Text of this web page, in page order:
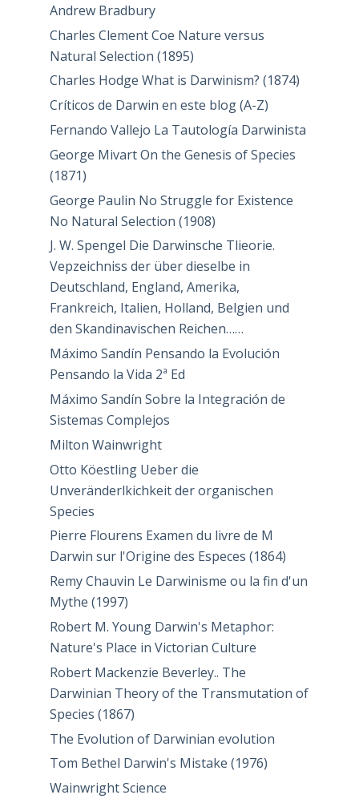
Andrew Bradbury
Charles Clement Coe Nature versus
Natural Selection (1895)
Charles Hodge What is Darwinism? (1874)
Críticos de Darwin en este blog (A-Z)
Fernando Vallejo La Tautología Darwinista
George Mivart On the Genesis of Species
(1871)
George Paulin No Struggle for Existence
No Natural Selection (1908)
J. W. Spengel Die Darwinsche Tlieorie.
Vepzeichniss der über dieselbe in
Deutschland, England, Amerika,
Frankreich, Italien, Holland, Belgien und
den Skandinavischen Reichen……
Máximo Sandín Pensando la Evolución
Pensando la Vida 2ª Ed
Máximo Sandín Sobre la Integración de
Sistemas Complejos
Milton Wainwright
Otto Köestling Ueber die
Unveränderlkichkeit der organischen
Species
Pierre Flourens Examen du livre de M
Darwin sur l'Origine des Especes (1864)
Remy Chauvin Le Darwinisme ou la fin d'un
Mythe (1997)
Robert M. Young Darwin's Metaphor:
Nature's Place in Victorian Culture
Robert Mackenzie Beverley.. The
Darwinian Theory of the Transmutation of
Species (1867)
The Evolution of Darwinian evolution
Tom Bethel Darwin's Mistake (1976)
Wainwright Science